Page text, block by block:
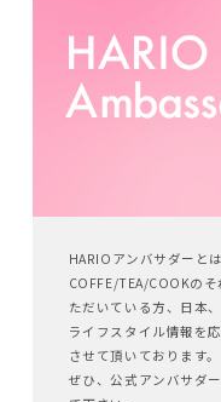
HARIOアンバサダーとは
COFFE/TEA/COOKの
ただいている方、日本
ライフスタイル情報を
させて頂いております。
ぜひ、公式アンバサダ